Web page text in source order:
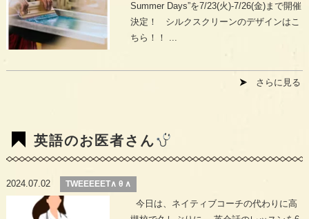
Summer Days”を7/23(火)-7/26(金)まで開催
決定！ シルクスクリーンのデザインはこ
ちら！！ ...
さらに見る
英語のお医者さん
2024.07.02 TWEEEEET∧ θ ∧
今日は、ネイティブコーチの代わりに高